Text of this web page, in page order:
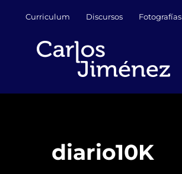
contenido
Curriculum Discursos Fotografías
diario10K